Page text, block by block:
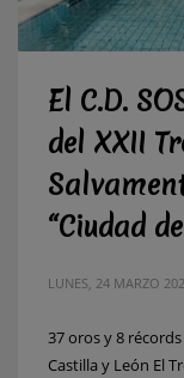
El C.D.
del XXII
“Ciudad
LUNES, 24 MARZO
37 oros y 8
Castilla y León El